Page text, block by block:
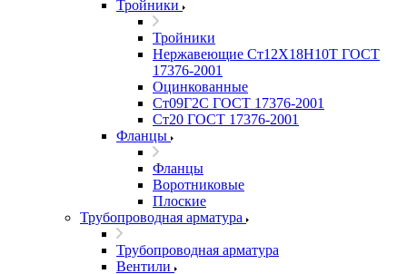
Тройники
Тройники
Нержавеющие Ст12Х18Н10Т ГОСТ
17376-2001
Оцинкованные
Ст09Г2С ГОСТ 17376-2001
Ст20 ГОСТ 17376-2001
Фланцы
Фланцы
Воротниковые
Плоские
Трубопроводная арматура
Трубопроводная арматура
Вентили